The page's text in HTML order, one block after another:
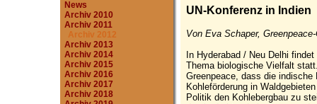
News
Archiv 2010
Archiv 2011
Archiv 2012
Archiv 2013
Archiv 2014
Archiv 2015
Archiv 2016
Archiv 2017
Archiv 2018
UN-Konferenz in Indien
Von Eva Schaper,
In Hyderabad / Neu Delhi
Thema biologische Vielfalt
Greenpeace, dass die indische
Kohleförderung in
Politik den Kohlebergbau zu